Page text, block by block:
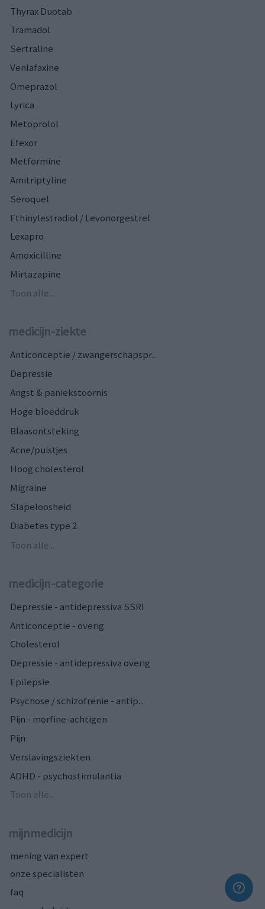
Thyrax Duotab
Tramadol
Sertraline
Venlafaxine
Omeprazol
Lyrica
Metoprolol
Efexor
Metformine
Amitriptyline
Seroquel
Ethinylestradiol / Levonorgestrel
Lexapro
Amoxicilline
Mirtazapine
Toon alle...
medicijn-ziekte
Anticonceptie / zwangerschapspr...
Depressie
Angst & paniekstoornis
Hoge bloeddruk
Blaasontsteking
Acne/puistjes
Hoog cholesterol
Migraine
Slapeloosheid
Diabetes type 2
Toon alle...
medicijn-categorie
Depressie - antidepressiva SSRI
Anticonceptie - overig
Cholesterol
Depressie - antidepressiva overig
Epilepsie
Psychose / schizofrenie - antip...
Pijn - morfine-achtigen
Pijn
Verslavingsziekten
ADHD - psychostimulantia
Toon alle...
mijnmedicijn
mening van expert
onze specialisten
faq